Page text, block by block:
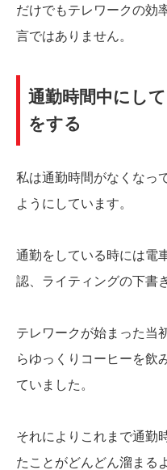
だけでもテレワークの効
言ではありません。
通勤時間中にし
をする
私は通勤時間がなくなっ
ようにしています。
通勤をしている時には電
認、ライティングの下書
テレワークが始まった当
らゆっくりコーヒーを飲
ていました。
それによりこれまで通勤
たことがどんどん溜まる